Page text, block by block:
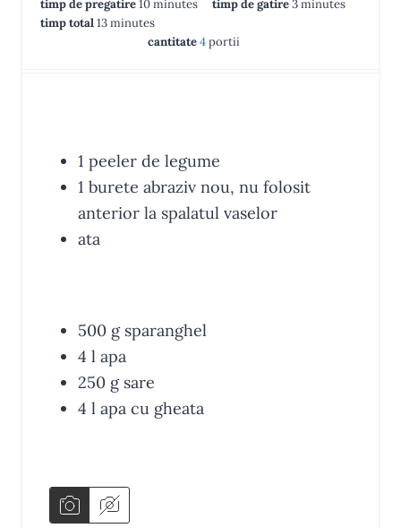
timp de pregatire10m
i
n
minutes timp de gatire3mminutes
timp total13mminutes
cantitate4portii
1 peeler de legume
1 burete abraziv nou, nu folosit
anterior la spalatul vaselor
ata
500 g sparanghel
4 l apa
250 g sare
4 l apa cu gheata